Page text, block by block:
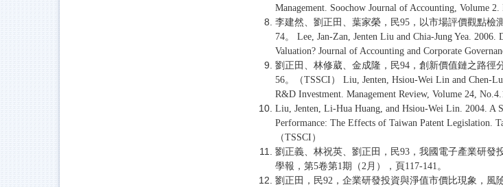
Management. Soochow Journal of Accounting, Volume
李建然、劉正田、葉家榮，民95，以市場評價觀點檢
74。 Lee, Jan-Zan, Jenten Liu and Chia-Jung Yea.
Valuation? Journal of Accounting and Corporate
劉正田、林修葳、金成隆，民94，創新價值鏈之路徑
56。（TSSCI） Liu, Jenten, Hsiou-Wei Lin and Chen-
R&D Investment. Management Review, Volume 24,
Liu, Jenten, Li-Hua Huang, and Hsiou-Wei Lin. 2004. A
Performance: The Effects of Taiwan Patent
（TSSCI）
劉正義、林祝英、劉正田，民93，我國電子產業研
學報，第5卷第1期（2月），頁117-141。
劉正田，民92，企業研發投資與淨值市價比現象，風